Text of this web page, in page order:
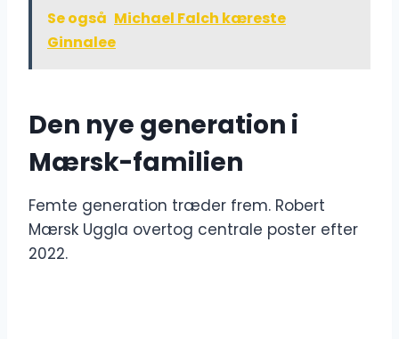
Se også Michael Falch kæreste
Ginnalee
Den nye generation i
Mærsk-familien
Femte generation træder frem. Robert
Mærsk Uggla overtog centrale poster efter
2022.